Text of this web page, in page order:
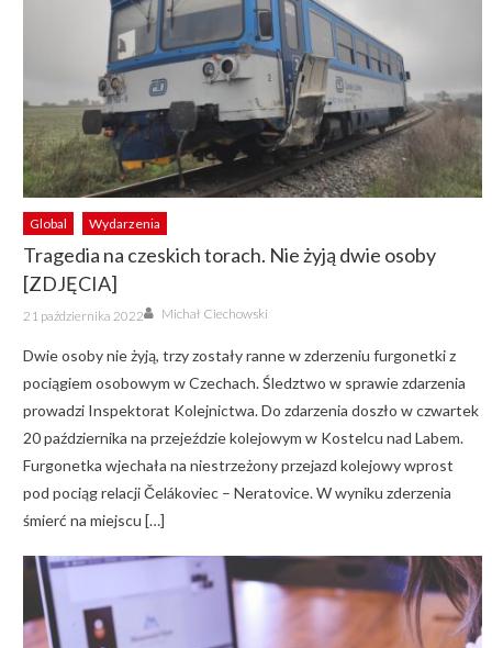
Global Wydarzenia
Tragedia na czeskich torach. Nie żyją dwie osoby
[ZDJĘCIA]
Posted
on
21 października 2022 Author
Michał Ciechowski
Dwie osoby nie żyją, trzy zostały ranne w zderzeniu furgonetki z
pociągiem osobowym w Czechach. Śledztwo w sprawie zdarzenia
prowadzi Inspektorat Kolejnictwa. Do zdarzenia doszło w czwartek
20 października na przejeździe kolejowym w Kostelcu nad Labem.
Furgonetka wjechała na niestrzeżony przejazd kolejowy wprost
pod pociąg relacji Čelákoviec – Neratovice. W wyniku zderzenia
śmierć na miejscu […]